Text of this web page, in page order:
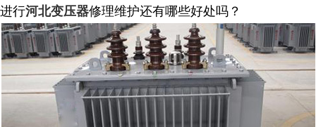
进行河北变压器修理维护还有哪些好处吗？